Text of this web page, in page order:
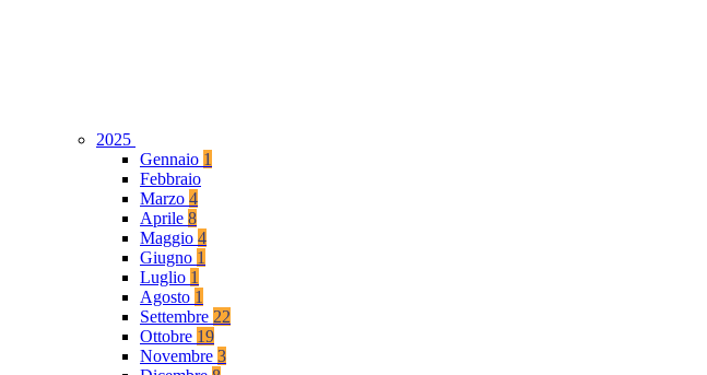
2025
Gennaio 1
Febbraio
Marzo 4
Aprile 8
Maggio 4
Giugno 1
Luglio 1
Agosto 1
Settembre 22
Ottobre 19
Novembre 3